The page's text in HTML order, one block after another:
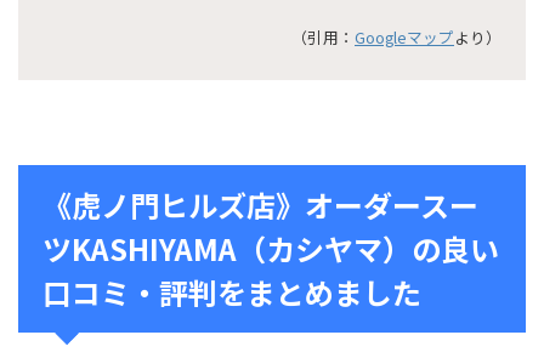
（引用： Googleマップより）
《虎ノ門ヒルズ店》オーダースー
ツKASHIYAMA（カシヤマ）の良い
口コミ・評判をまとめました